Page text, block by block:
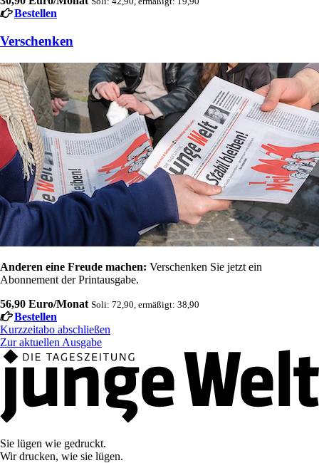
Bestellen
Verschenken
Anderen eine Freude machen: Verschenken Sie jetzt ein
Abonnement der Printausgabe.
56,90 Euro/Monat Soli: 72,90, ermäßigt: 38,90
Bestellen
Kurzzeitabo abschließen
Zur aktuellen Ausgabe
Sie lügen wie gedruckt.
Wir drucken, wie sie lügen.